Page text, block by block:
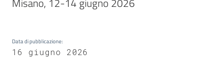
Data di pubblicazione:
16 giugno 2026